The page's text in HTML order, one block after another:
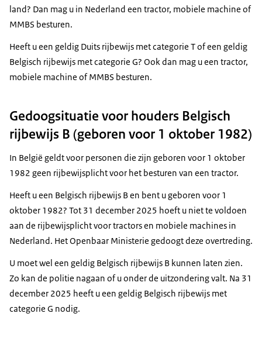
land? Dan mag u in Nederland een tractor, mobiele machine of
MMBS besturen.
Heeft u een geldig Duits rijbewijs met categorie T of een geldig
Belgisch rijbewijs met categorie G? Ook dan mag u een tractor,
mobiele machine of MMBS besturen.
Gedoogsituatie voor houders Belgisch
rijbewijs B (geboren voor 1 oktober 1982)
In België geldt voor personen die zijn geboren voor 1 oktober
1982 geen rijbewijsplicht voor het besturen van een tractor.
Heeft u een Belgisch rijbewijs B en bent u geboren voor 1
oktober 1982? Tot 31 december 2025 hoeft u niet te voldoen
aan de rijbewijsplicht voor tractors en mobiele machines in
Nederland. Het Openbaar Ministerie gedoogt deze overtreding.
U moet wel een geldig Belgisch rijbewijs B kunnen laten zien.
Zo kan de politie nagaan of u onder de uitzondering valt. Na 31
december 2025 heeft u een geldig Belgisch rijbewijs met
categorie G nodig.